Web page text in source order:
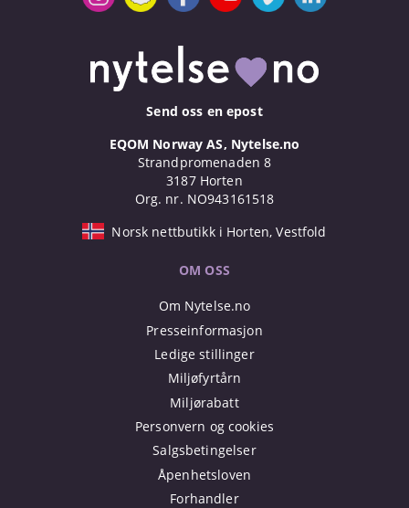
Send oss en epost
EQOM Norway AS, Nytelse.no
Strandpromenaden 8
3187 Horten
Org. nr. NO943161518
Norsk nettbutikk i Horten, Vestfold
OM OSS
Om Nytelse.no
Presseinformasjon
Ledige stillinger
Miljøfyrtårn
Miljørabatt
Personvern og cookies
Salgsbetingelser
Åpenhetsloven
Forhandler